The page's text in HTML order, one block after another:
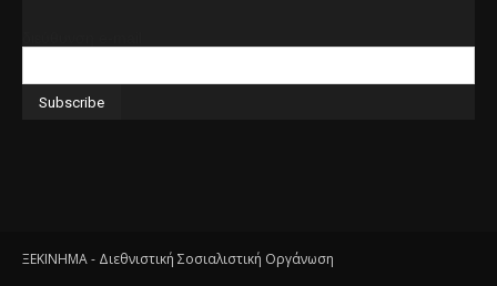
ΞΕΚΙΝΗΜΑ - Διεθνιστική Σοσιαλιστική Οργάνωση